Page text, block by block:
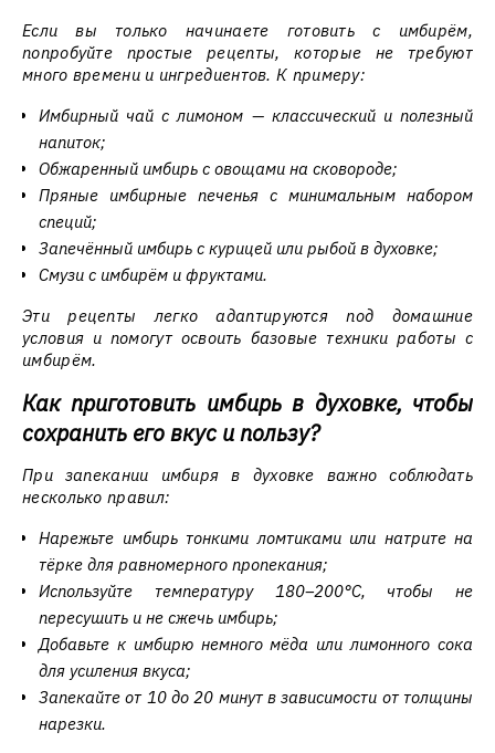
Если вы только начинаете готовить с имбирём,
попробуйте простые рецепты, которые не требуют
много времени и ингредиентов. К примеру:
Имбирный чай с лимоном — классический и полезный
напиток;
Обжаренный имбирь с овощами на сковороде;
Пряные имбирные печенья с минимальным набором
специй;
Запечённый имбирь с курицей или рыбой в духовке;
Смузи с имбирём и фруктами.
Эти рецепты легко адаптируются под домашние
условия и помогут освоить базовые техники работы с
имбирём.
Как приготовить имбирь в духовке, чтобы
сохранить его вкус и пользу?
При запекании имбиря в духовке важно соблюдать
несколько правил:
Нарежьте имбирь тонкими ломтиками или натрите на
тёрке для равномерного пропекания;
Используйте температуру 180–200°C, чтобы не
пересушить и не сжечь имбирь;
Добавьте к имбирю немного мёда или лимонного сока
для усиления вкуса;
Запекайте от 10 до 20 минут в зависимости от толщины
нарезки.